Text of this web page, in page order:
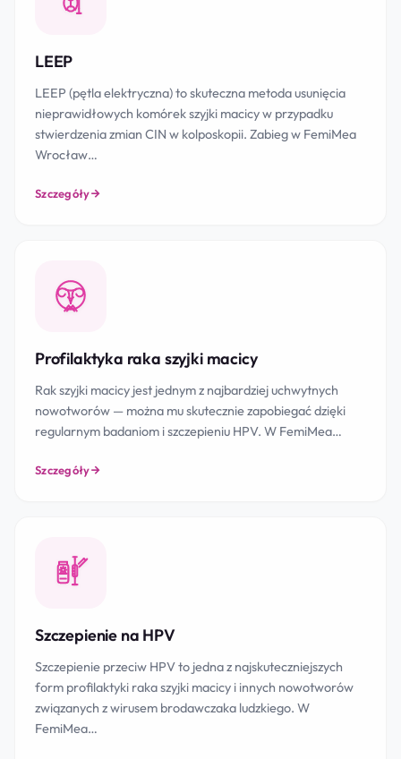
LEEP
LEEP (pętla elektryczna) to skuteczna metoda usunięcia
nieprawidłowych komórek szyjki macicy w przypadku
stwierdzenia zmian CIN w kolposkopii. Zabieg w FemiMea
Wrocław…
Szczegóły
Profilaktyka raka szyjki macicy
Rak szyjki macicy jest jednym z najbardziej uchwytnych
nowotworów — można mu skutecznie zapobiegać dzięki
regularnym badaniom i szczepieniu HPV. W FemiMea…
Szczegóły
Szczepienie na HPV
Szczepienie przeciw HPV to jedna z najskuteczniejszych
form profilaktyki raka szyjki macicy i innych nowotworów
związanych z wirusem brodawczaka ludzkiego. W
FemiMea…